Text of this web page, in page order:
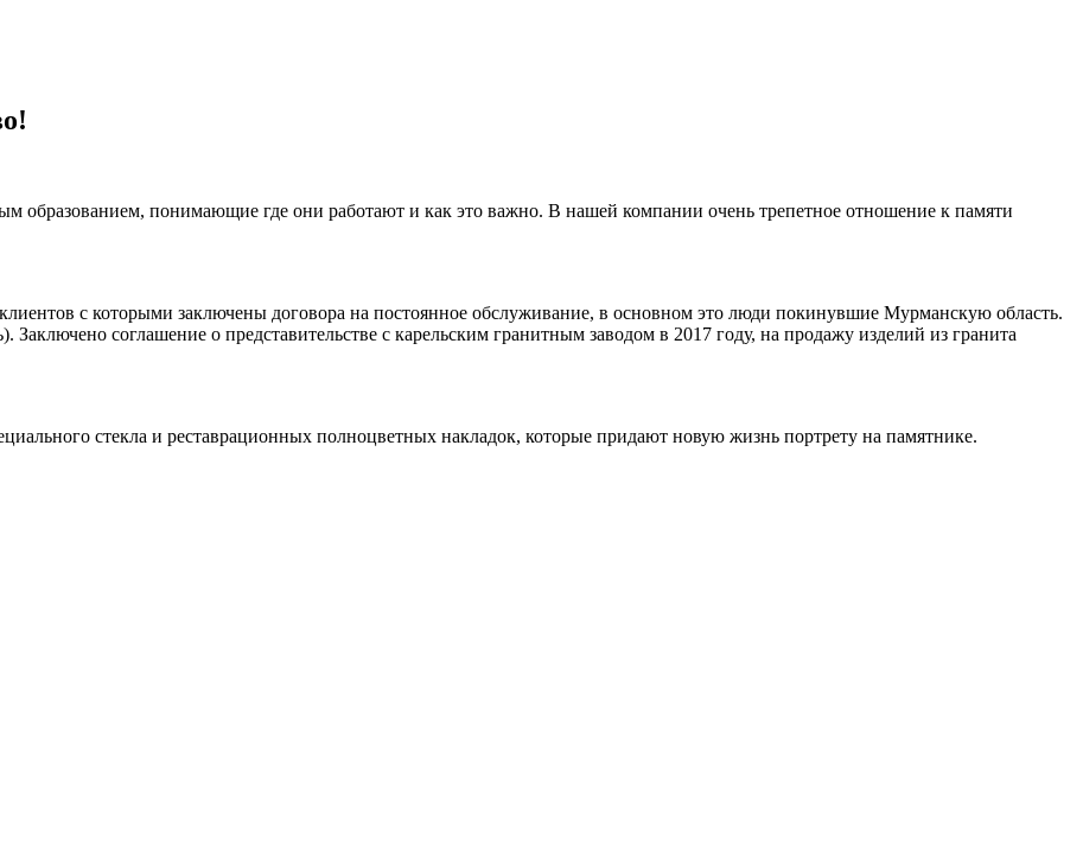
образованием, понимающие где они работают и как это важно. В нашей компании очень трепетное отношение к памяти
с которыми заключены договора на постоянное обслуживание, в основном это люди покинувшие Мурманскую область.
Заключено соглашение о представительстве с карельским гранитным заводом в 2017 году, на продажу изделий из гранита
стекла и реставрационных полноцветных накладок, которые придают новую жизнь портрету на памятнике.